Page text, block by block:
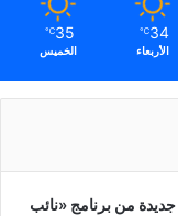
34
℃
الأربعاء
35
℃
الخميس
من برنامج «نائب